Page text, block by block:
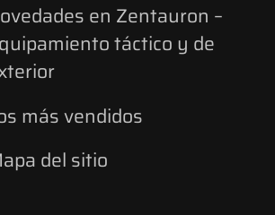
en Zentauron –
táctico y de
más vendidos
del sitio